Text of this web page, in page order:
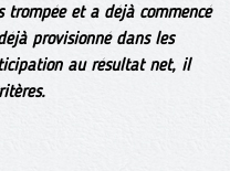
trompée et a déjà commencé
provisionné dans les
au résultat net, il